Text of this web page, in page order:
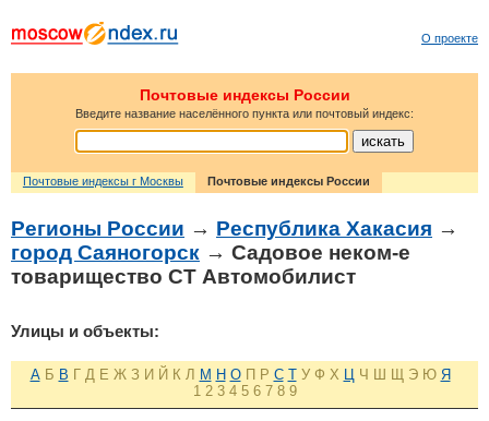
О проекте
Почтовые индексы России
Введите название населённого пункта или почтовый индекс:
Почтовые индексы г Москвы Почтовые индексы России
Регионы России → Республика Хакасия →
город Саяногорск → Садовое неком-е
товарищество СТ Автомобилист
Улицы и объекты:
А Б В Г Д Е Ж З И Й К Л М Н О П Р С Т У Ф Х Ц Ч Ш Щ Э Ю Я
1 2 3 4 5 6 7 8 9